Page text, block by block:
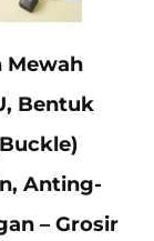
Mewah
Bentuk
Anting-
– Grosir